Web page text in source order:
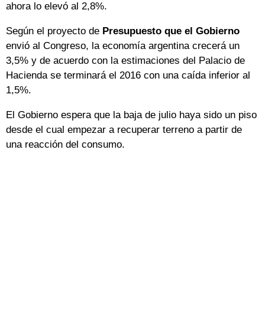
ahora lo elevó al 2,8%.
Según el proyecto de Presupuesto que el Gobierno
envió al Congreso, la economía argentina crecerá un
3,5% y de acuerdo con la estimaciones del Palacio de
Hacienda se terminará el 2016 con una caída inferior al
1,5%.
El Gobierno espera que la baja de julio haya sido un piso
desde el cual empezar a recuperar terreno a partir de
una reacción del consumo.